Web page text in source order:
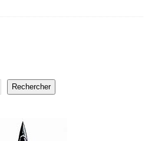
Rechercher